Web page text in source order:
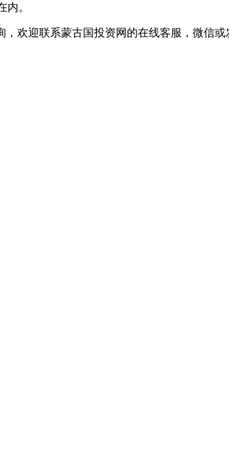
。
欢迎联系蒙古国投资网的在线客服，微信或